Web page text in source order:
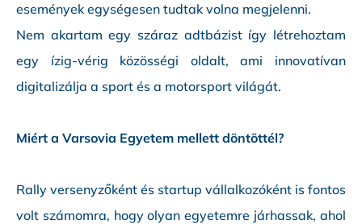
események egységesen tudtak volna megjelenni.
Nem akartam egy száraz adtbázist így létrehoztam
egy ízig-vérig közösségi oldalt, ami innovatívan
digitalizálja a sport és a motorsport világát.
Miért a Varsovia Egyetem mellett döntöttél?
Rally versenyzőként és startup vállalkozóként is fontos
volt számomra, hogy olyan egyetemre járhassak, ahol